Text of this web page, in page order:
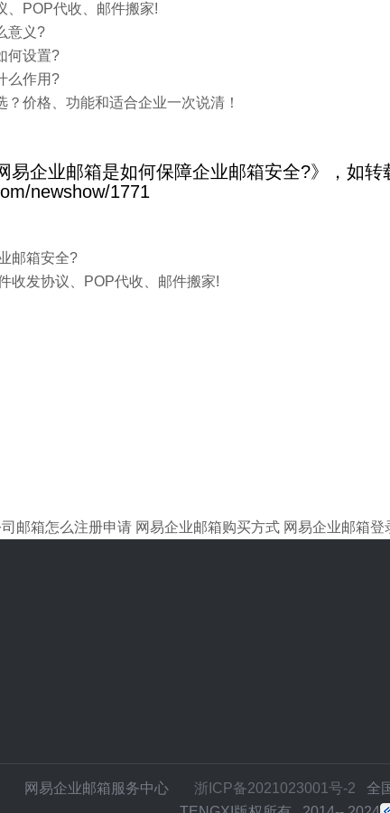
、POP代收、邮件搬家!
意义?
何设置?
么作用?
价格、功能和适合企业一次说清！
易企业邮箱是如何保障企业邮箱安全?》，如转
newshow/1771
邮箱安全?
收发协议、POP代收、邮件搬家!
邮箱怎么注册申请 网易企业邮箱购买方式 网易企业邮箱登
网易企业邮箱服务中心 浙ICP备2021023001号-2 全